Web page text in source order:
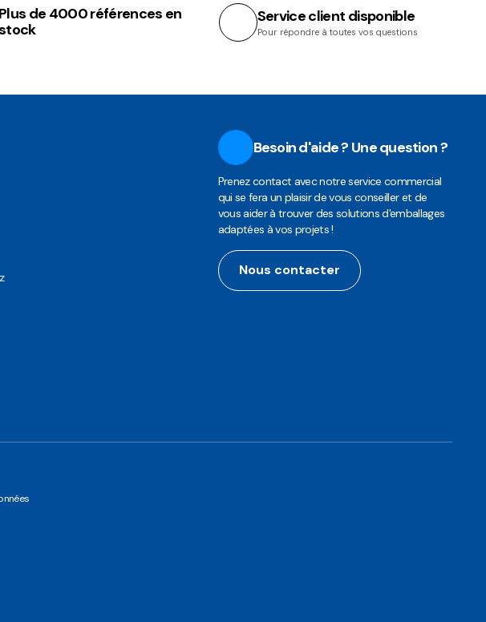
Plus de 4000 références en
Service client disponible
Pour répondre à toutes vos questions
Besoin d'aide ? Une question ?
Prenez contact avec notre service commercial
qui se fera un plaisir de vous conseiller et de
vous aider à trouver des solutions d'emballages
adaptées à vos projets !
Nous contacter